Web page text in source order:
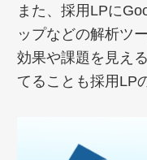
また、採用LPに
ップなどの解析ツ
効果や課題を見え
てることも採用LP